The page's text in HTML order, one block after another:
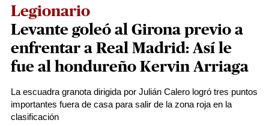
Legionario
Levante goleó al Girona previo a
enfrentar a Real Madrid: Así le
fue al hondureño Kervin Arriaga
La escuadra granota dirigida por Julián Calero logró tres puntos
importantes fuera de casa para salir de la zona roja en la
clasificación